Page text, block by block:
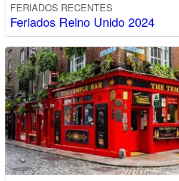
FERIADOS RECENTES
Feriados Reino Unido 2024